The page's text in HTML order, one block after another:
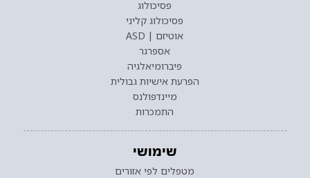
פסיכולוג
פסיכולוג קליני
אוטיזם | ASD
אספרגר
פיברומיאלגיה
הפרעת אישיות גבולית
מיינדפולנס
התמכרות
שימושי
מטפלים לפי אזורים